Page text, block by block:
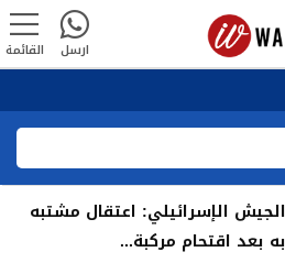
القائمة ارسل
الجيش الإسرائيلي: اعتقال مشتبه
به بعد اقتحام مركبة...